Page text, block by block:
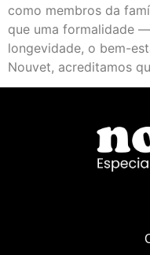
como membros da
que uma formalidade
longevidade, o bem-
Nouvet, acreditamos